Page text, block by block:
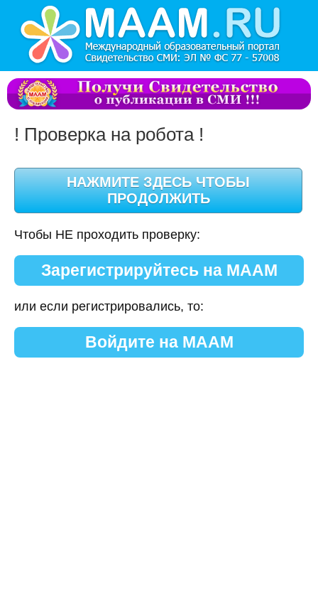
! Проверка на робота !
Чтобы НЕ проходить проверку:
Зарегистрируйтесь на МААМ
или если регистрировались, то:
Войдите на МААМ